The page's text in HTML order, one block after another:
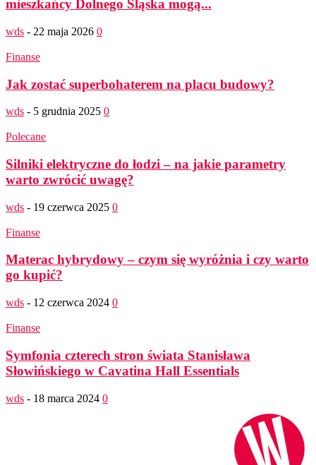
mieszkańcy Dolnego Śląska mogą...
wds - 22 maja 2026 0
Finanse
Jak zostać superbohaterem na placu budowy?
wds - 5 grudnia 2025 0
Polecane
Silniki elektryczne do łodzi – na jakie parametry
warto zwrócić uwagę?
wds - 19 czerwca 2025 0
Finanse
Materac hybrydowy – czym się wyróżnia i czy warto
go kupić?
wds - 12 czerwca 2024 0
Finanse
Symfonia czterech stron świata Stanisława
Słowińskiego w Cavatina Hall Essentials
wds - 18 marca 2024 0